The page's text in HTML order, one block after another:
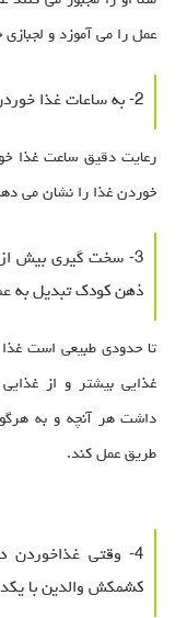
عمل را می آموزد و
2- به ساعات غذا خوردن اهمیت داده نمی شود.
رعایت دقیق ساعت غذا
خوردن غذا را نشان می
3- سخت گیری بیش از
ذهن کودک تبدیل به
تا حدودی طبیعی است غذا
غذایی بیشتر و از غذایی
داشت هر آنچه و به
طریق عمل کند.
4- وقتی غذاخوردن
کشمکش والدین با